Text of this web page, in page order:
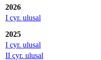
2026
I çyr. ulusal
2025
I çyr. ulusal
II çyr. ulusal